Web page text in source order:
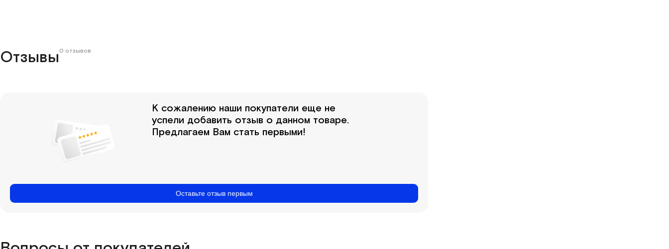
Отзывы 0 отзывов
К сожалению наши покупатели еще не
успели добавить отзыв о данном товаре.
Предлагаем Вам стать первыми!
Оставьте отзыв первым